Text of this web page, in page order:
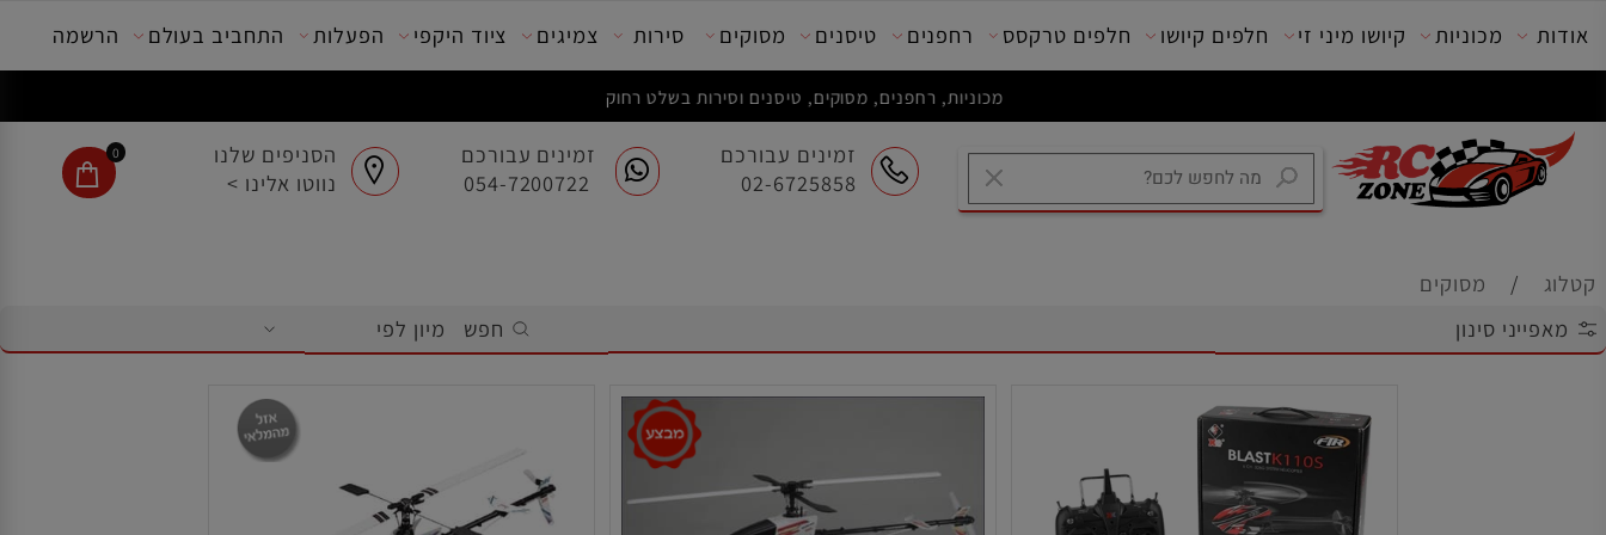
מכוניות, רחפנים, מסוקים, טיסנים וסירות בשלט רחוק
זמינים עבורכם
02-6725858
זמינים עבורכם
054-7200722
הסניפים שלנו
נווטו אלינו >
0
מכוניות קיושו מיני זי חלפים קיושו חלפים טרקסס רחפנים טיסנים מסוקים סירות צמיגים ציוד היקפי הפעלות התחביב בעולם הרשמה
/ מסוקים
סינון חפש מיון לפי